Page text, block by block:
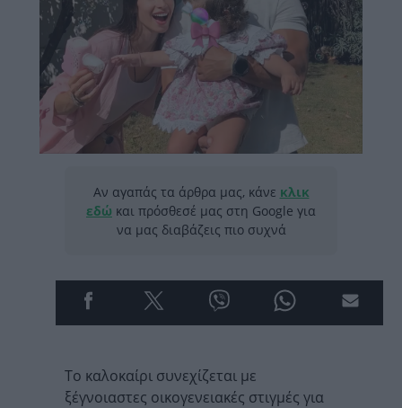
Αν αγαπάς τα άρθρα μας, κάνε κλικ
εδώ και πρόσθεσέ μας στη Google για
να μας διαβάζεις πιο συχνά
Το καλοκαίρι συνεχίζεται με
ξέγνοιαστες οικογενειακές στιγμές για